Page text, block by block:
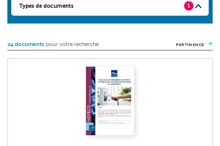
Types de documents 1
24 documentspour votre recherche PERTINENCE